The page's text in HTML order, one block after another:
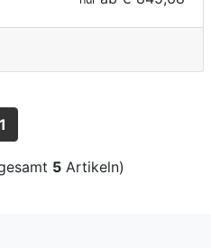
1
5 Artikeln)